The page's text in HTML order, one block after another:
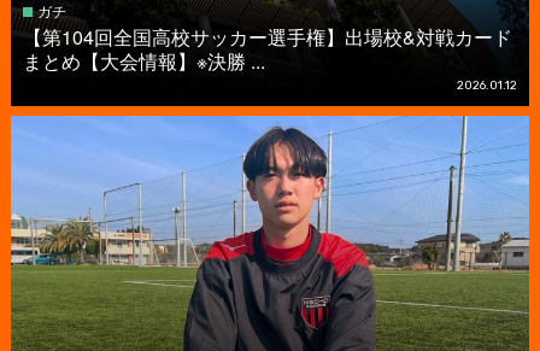
ガチ
【第104回全国高校サッカー選手権】出場校&対戦カード
まとめ【大会情報】※決勝 ...
2026.01.12